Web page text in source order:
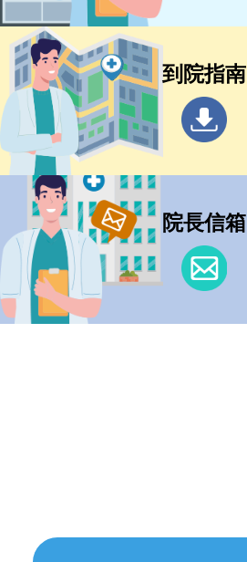
到院指南
院長信箱